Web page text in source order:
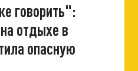
говорить":
отдыхе в
опасную